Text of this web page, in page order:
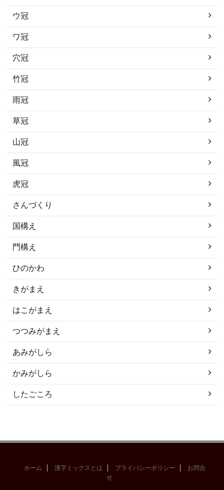
ウ冠
ワ冠
穴冠
竹冠
雨冠
草冠
山冠
風冠
虎冠
さんづくり
国構え
門構え
ひのかわ
きがまえ
はこがまえ
つつみがまえ
あみがしら
かみがしら
したごころ
ホーム 漢字ミックスとは プライバシーポリシー
お問合
せ